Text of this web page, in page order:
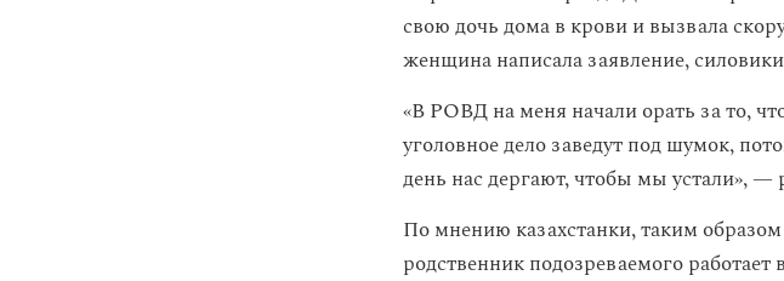
свою дочь дома в крови и вызвала
женщина написала заявление,
«В РОВД на меня начали орать за то,
уголовное дело заведут под шумок,
день нас дергают, чтобы мы устали», —
По мнению казахстанки, таким
родственник подозреваемого